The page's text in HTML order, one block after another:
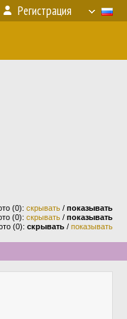
Регистрация
(0): скрывать / показывать
(0): скрывать / показывать
(0): скрывать / показывать